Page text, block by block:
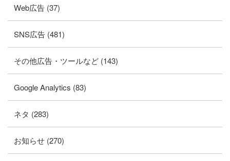
Web広告 (37)
SNS広告 (481)
その他広告・ツールなど (143)
Google Analytics (83)
ネタ (283)
お知らせ (270)